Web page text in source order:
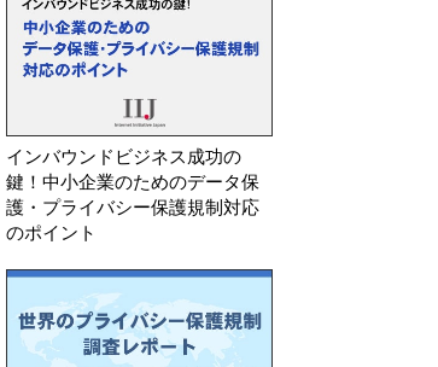
インバウンドビジネス成功の
鍵！中小企業のためのデータ保
護・プライバシー保護規制対応
のポイント